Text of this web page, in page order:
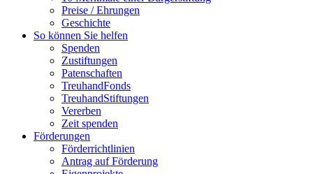
Preise / Ehrungen
Geschichte
So können Sie helfen
Spenden
Zustiftungen
Patenschaften
TreuhandFonds
TreuhandStiftungen
Vererben
Zeit spenden
Förderungen
Förderrichtlinien
Antrag auf Förderung